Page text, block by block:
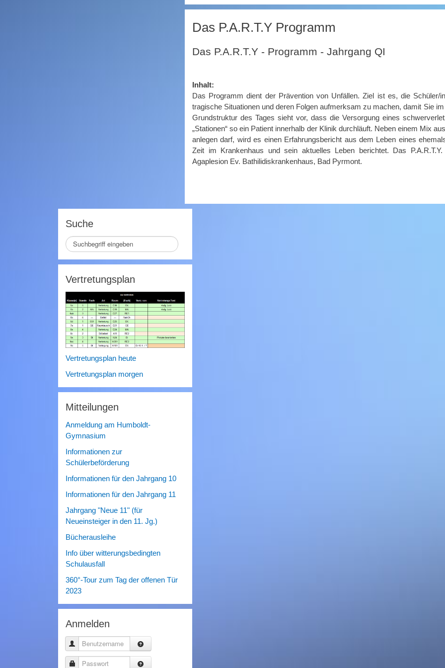
Front_4.jpg
Das P.A.R.T.Y Programm
Das P.A.R.T.Y - Programm - Jahrgang QI
Inhalt:
Das Programm dient der Prävention von Unfällen. Ziel ist es, die
tragische Situationen und deren Folgen aufmerksam zu machen, damit Sie
Grundstruktur des Tages sieht vor, dass die Versorgung eines
„Stationen“ so ein Patient innerhalb der Klinik durchläuft. Neben einem Mix
anlegen darf, wird es einen Erfahrungsbericht aus dem Leben eines
Zeit im Krankenhaus und sein aktuelles Leben berichtet. Das
Agaplesion Ev. Bathilidiskrankenhaus, Bad Pyrmont.
Suche
Seite
durchsuchen
Vertretungsplan
Vertretungsplan heute
Vertretungsplan morgen
Mitteilungen
Anmeldung am Humboldt-
Gymnasium
Informationen zur
Schülerbeförderung
Informationen für den Jahrgang 10
Informationen für den Jahrgang 11
Jahrgang "Neue 11" (für
Neueinsteiger in den 11. Jg.)
Bücherausleihe
Info über witterungsbedingten
Schulausfall
360°-Tour zum Tag der offenen Tür
2023
Anmelden
Benutzername
Passwort